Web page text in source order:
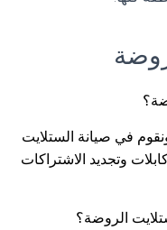
في صيانة الستلايت
وتجديد الاشتراكات
الروضة؟